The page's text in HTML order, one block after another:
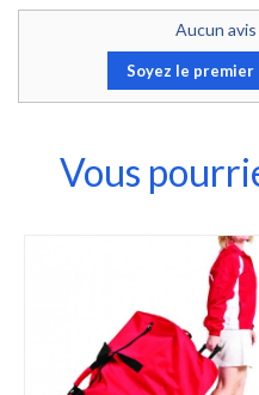
Aucun
Soyez le
Vous